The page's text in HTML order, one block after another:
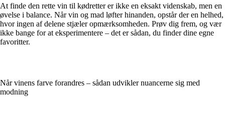
At finde den rette vin til kødretter er ikke en eksakt videnskab, men en
øvelse i balance. Når vin og mad løfter hinanden, opstår der en helhed,
hvor ingen af delene stjæler opmærksomheden. Prøv dig frem, og vær
ikke bange for at eksperimentere – det er sådan, du finder dine egne
favoritter.
Når vinens farve forandres – sådan udvikler nuancerne sig med
modning